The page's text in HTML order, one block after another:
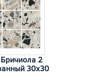
2
30x30